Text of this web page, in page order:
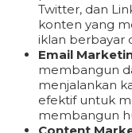
Twitter, dan
konten yang
iklan berbayar
Email
membangun
menjalankan
efektif untuk
membangun